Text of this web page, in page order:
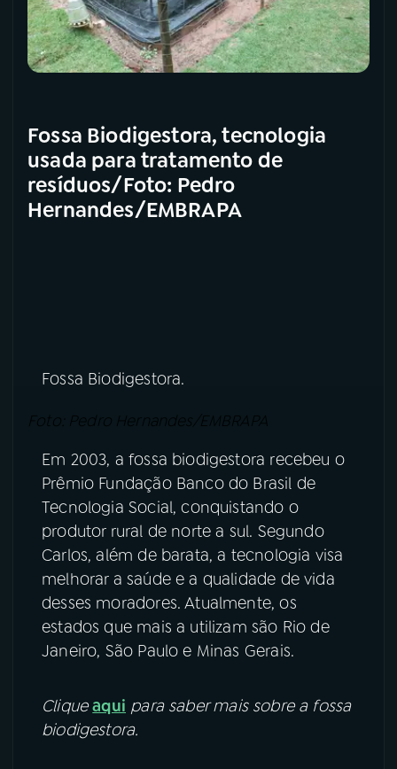
Fossa Biodigestora, tecnologia
usada para tratamento de
resíduos/Foto: Pedro
Hernandes/EMBRAPA
Fossa Biodigestora.
Foto: Pedro Hernandes/EMBRAPA
Em 2003, a fossa biodigestora recebeu o
Prêmio Fundação Banco do Brasil de
Tecnologia Social, conquistando o
produtor rural de norte a sul. Segundo
Carlos, além de barata, a tecnologia visa
melhorar a saúde e a qualidade de vida
desses moradores. Atualmente, os
estados que mais a utilizam são Rio de
Janeiro, São Paulo e Minas Gerais.
Cliqueaqui para saber mais sobre a fossa
biodigestora.